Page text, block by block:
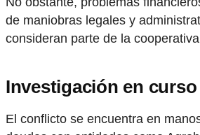
de maniobras legales y
consideran parte de la
Investigación en curso
El conflicto se encuentra en